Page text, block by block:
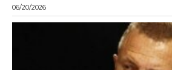
06/20/2026